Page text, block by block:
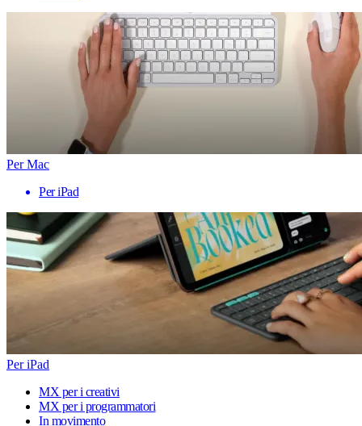
Per Mac
Per iPad
Per iPad
MX per i creativi
MX per i programmatori
In movimento